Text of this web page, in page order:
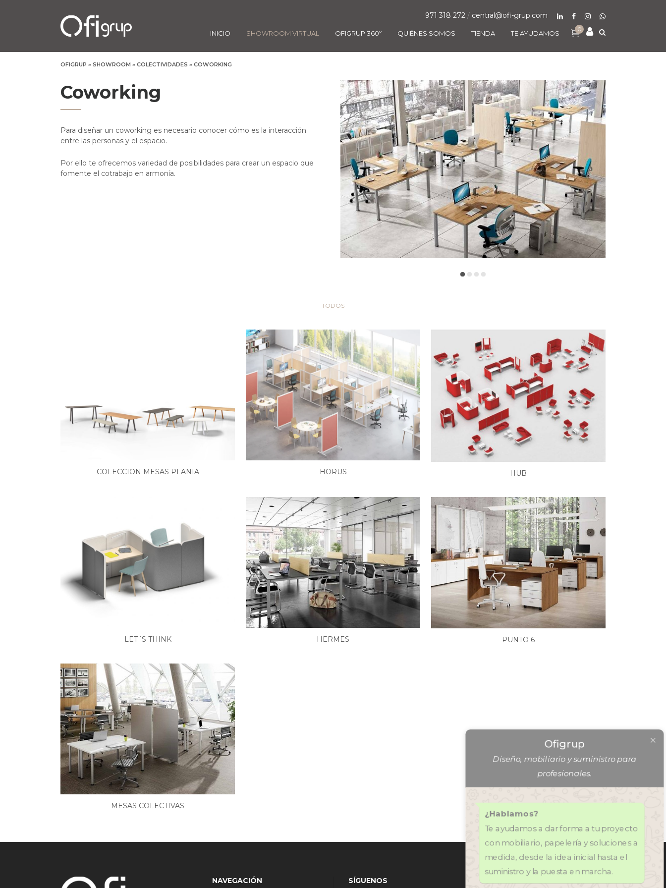
0
INICIO SHOWROOM VIRTUAL OFIGRUP 360º QUIÉNES SOMOS TIENDA TE AYUDAMOS
971 318 272 / central@ofi-grup.com
OFIGRUP » SHOWROOM » COLECTIVIDADES » COWORKING
Coworking
Para diseñar un coworking es necesario conocer cómo es la interacción
entre las personas y el espacio.
Por ello te ofrecemos variedad de posibilidades para crear un espacio que
fomente el cotrabajo en armonía.
TODOS
COLECCION MESAS PLANIA HORUS HUB
LET´S THINK HERMES PUNTO 6
MESAS COLECTIVAS
NAVEGACIÓN SÍGUENOS
Te ayudamos a dar forma a tu proyecto
con mobiliario, papelería y soluciones a